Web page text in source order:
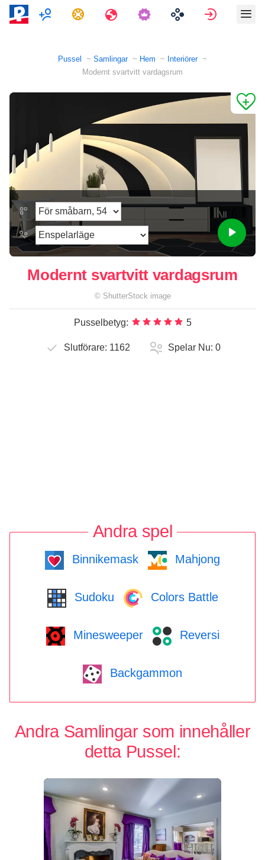
MultiplayerUppgifter Resor Logga in
Pussel Samlingar Hem
Interiörer
Modernt svartvitt vardagsrum
Modernt svartvitt vardagsrum
© ShutterStock image
Pusselbetyg: 5
Slutförare: 1162 Spelar Nu: 0
Andra spel
Binnikemask Mahjong
Sudoku Colors Battle
Minesweeper Reversi
Backgammon
Andra Samlingar som innehåller
detta Pussel: